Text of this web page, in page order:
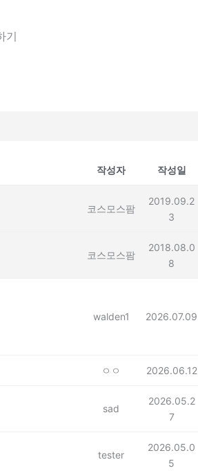
기
작성자 작성일
코스모스팜
2019.09.2
3
코스모스팜
2018.08.0
8
walden1 2026.07.09
ㅇㅇ 2026.06.12
sad
2026.05.2
7
tester
2026.05.0
5